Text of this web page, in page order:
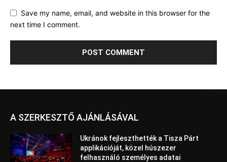
Save my name, email, and website in this browser for the
next time I comment.
A SZERKESZTŐ AJÁNLÁSÁVAL
Ukránok fejleszthették a Tisza Párt
applikációját, közel húszezer
felhasználó személyes adatai